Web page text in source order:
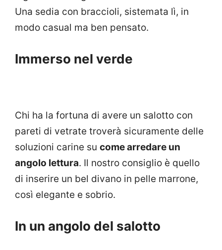
Una sedia con braccioli, sistemata lì, in
modo casual ma ben pensato.
Immerso nel verde
Chi ha la fortuna di avere un salotto con
pareti di vetrate troverà sicuramente delle
soluzioni carine su come arredare un
angolo lettura. Il nostro consiglio è quello
di inserire un bel divano in pelle marrone,
così elegante e sobrio.
In un angolo del salotto